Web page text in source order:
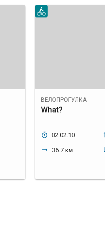
ВЕЛОПРОГУЛКА
What?
02:02:10
36.7 км